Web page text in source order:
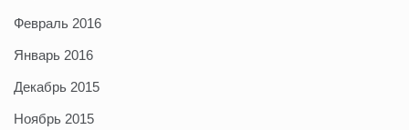
Февраль 2016
Январь 2016
Декабрь 2015
Ноябрь 2015